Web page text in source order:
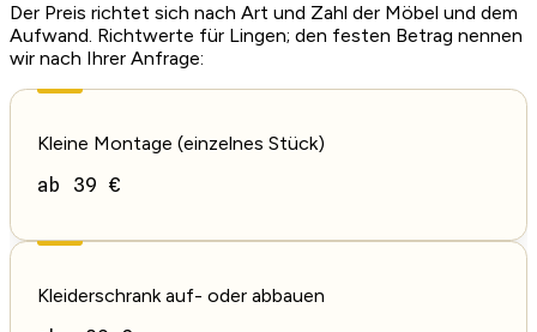
Der Preis richtet sich nach Art und Zahl der Möbel und dem
Aufwand. Richtwerte für Lingen; den festen Betrag nennen
wir nach Ihrer Anfrage:
Kleine Montage (einzelnes Stück)
ab 39 €
Kleiderschrank auf- oder abbauen